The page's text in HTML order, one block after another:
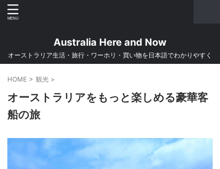
Australia Here and Now
オーストラリア生活・旅行・ワーホリ・買い物を日本語でわかりやすく
HOME > 観光 >
オーストラリアをもっと楽しめる豪華客
船の旅